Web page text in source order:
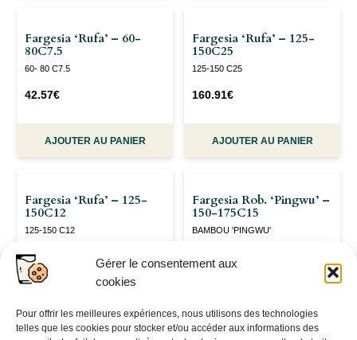
Gérer le consentement aux
cookies
Pour offrir les meilleures expériences, nous utilisons des technologies
telles que les cookies pour stocker et/ou accéder aux informations des
Fargesia ‘Rufa’ – 60-
80C7.5
60- 80 C7.5
42.57€
AJOUTER AU PANIER
Fargesia ‘Rufa’ – 125-
150C25
125-150 C25
160.91€
AJOUTER AU PANIER
Fargesia ‘Rufa’ – 125-
150C12
125-150 C12
61.23
AJOUTER AU PANIER
Fargesia Rob. ‘Pingwu’ –
150-175C15
BAMBOU 'PINGWU'
AJOUTER AU PANIER